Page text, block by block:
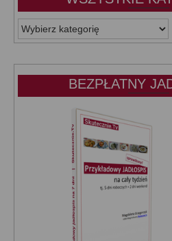
WSZYSTKIE
KATEGORIE:
BEZPŁATNY